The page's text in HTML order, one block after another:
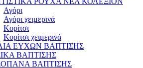
Αγόρι
Αγόρι χειμερινά
Κορίτσι
Κορίτσι χειμερινά
ΕΥΧΩΝ ΒΑΠΤΙΣΗΣ
ΒΑΠΤΙΣΗΣ
ΒΑΠΤΙΣΗΣ